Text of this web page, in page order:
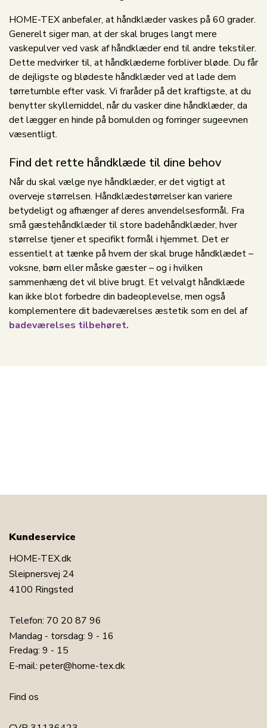
HOME-TEX anbefaler, at håndklæder vaskes på 60 grader.
Generelt siger man, at der skal bruges langt mere
vaskepulver ved vask af håndklæder end til andre tekstiler.
Dette medvirker til, at håndklæderne forbliver bløde. Du får
de dejligste og blødeste håndklæder ved at lade dem
tørretumble efter vask. Vi fraråder på det kraftigste, at du
benytter skyllemiddel, når du vasker dine håndklæder, da
det lægger en hinde på bomulden og forringer sugeevnen
væsentligt.
Find det rette håndklæde til dine behov
Når du skal vælge nye håndklæder, er det vigtigt at
overveje størrelsen. Håndklædestørrelser kan variere
betydeligt og afhænger af deres anvendelsesformål. Fra
små gæstehåndklæder til store badehåndklæder, hver
størrelse tjener et specifikt formål i hjemmet. Det er
essentielt at tænke på hvem der skal bruge håndklædet –
voksne, børn eller måske gæster – og i hvilken
sammenhæng det vil blive brugt. Et velvalgt håndklæde
kan ikke blot forbedre din badeoplevelse, men også
komplementere dit badeværelses æstetik som en del af
badeværelses tilbehøret.
Kundeservice
HOME-TEX.dk
Sleipnersvej 24
4100 Ringsted
Telefon: 70 20 87 96
Mandag - torsdag: 9 - 16
Fredag: 9 - 15
E-mail: peter@home-tex.dk
Find os